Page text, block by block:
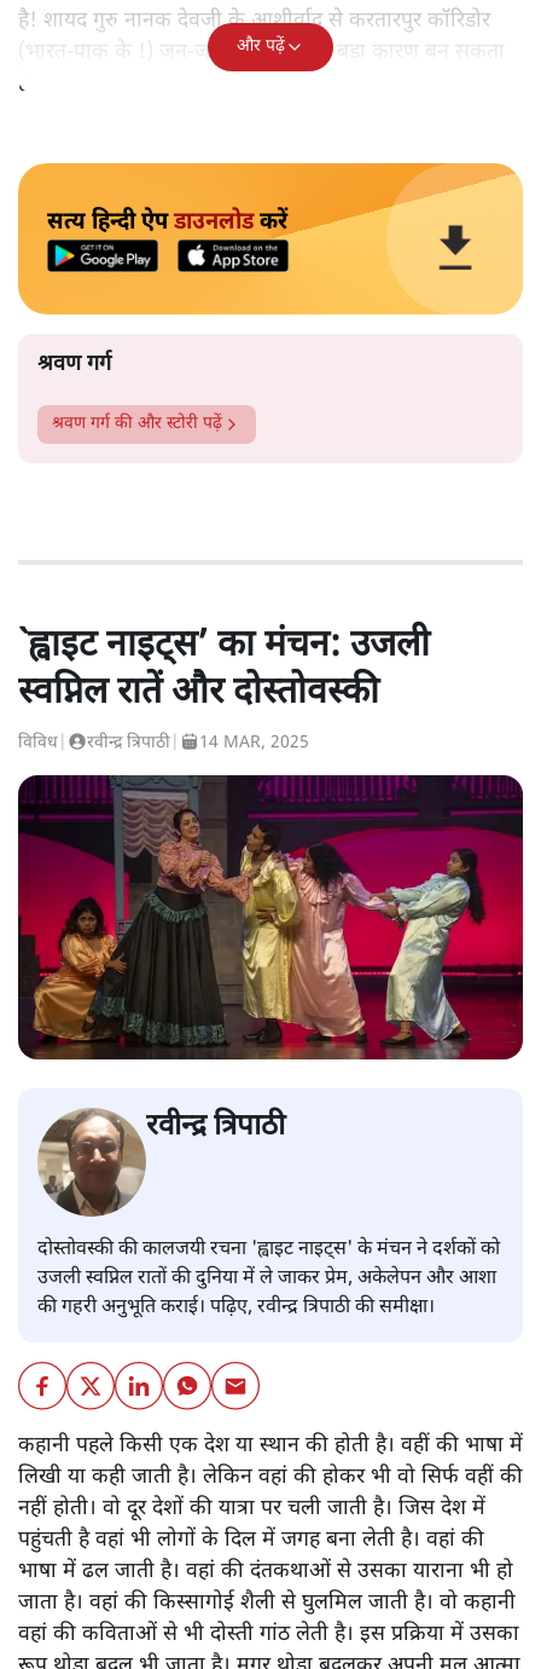
है! शायद गुरु नानक देवजी के आशीर्वाद से करतारपुर कॉरिडोर
(भारत-पाक के !) जन-जन को जोड़ने का बड़ा कारण बन सकता
है!‘
और पढ़ें
सत्य हिन्दी ऐपडाउनलोडकरें
श्रवण गर्ग
श्रवण गर्ग की और स्टोरी पढ़ें
`ह्वाइट नाइट्स’ का मंचन: उजली
स्वप्निल रातें और दोस्तोवस्की
विविध रवीन्द्र त्रिपाठी 14 MAR, 2025
रवीन्द्र त्रिपाठी
दोस्तोवस्की की कालजयी रचना 'ह्वाइट नाइट्स' के मंचन ने दर्शकों को
उजली स्वप्निल रातों की दुनिया में ले जाकर प्रेम, अकेलेपन और आशा
की गहरी अनुभूति कराई। पढ़िए, रवीन्द्र त्रिपाठी की समीक्षा।
कहानी पहले किसी एक देश या स्थान की होती है। वहीं की भाषा में
लिखी या कही जाती है। लेकिन वहां की होकर भी वो सिर्फ वहीं की
नहीं होती। वो दूर देशों की यात्रा पर चली जाती है। जिस देश में
पहुंचती है वहां भी लोगों के दिल में जगह बना लेती है। वहां की
भाषा में ढल जाती है। वहां की दंतकथाओं से उसका याराना भी हो
जाता है। वहां की किस्सागोई शैली से घुलमिल जाती है। वो कहानी
वहां की कविताओं से भी दोस्ती गांठ लेती है। इस प्रक्रिया में उसका